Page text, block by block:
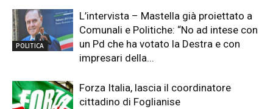
POLITICA
L’intervista – Mastella già proiettato a
Comunali e Politiche: “No ad intese con
un Pd che ha votato la Destra e con
impresari della...
Forza Italia, lascia il coordinatore
cittadino di Foglianise